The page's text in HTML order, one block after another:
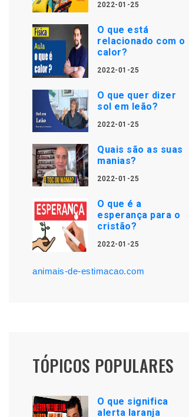
2022-01-25
O que está
relacionado com o
calor?
2022-01-25
O que quer dizer
sol em leão?
2022-01-25
Quais são as suas
manias?
2022-01-25
O que é a
esperança para o
cristão?
2022-01-25
animais-de-estimacao.com
TÓPICOS POPULARES
O que significa
alerta laranja